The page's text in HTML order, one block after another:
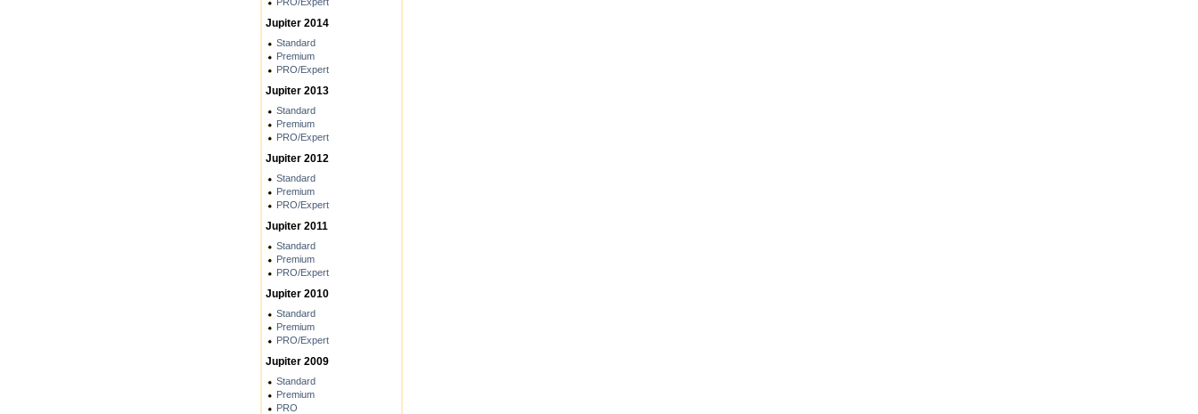
Jupiter 2014
Standard
Premium
PRO/Expert
Jupiter 2013
Standard
Premium
PRO/Expert
Jupiter 2012
Standard
Premium
PRO/Expert
Jupiter 2011
Standard
Premium
PRO/Expert
Jupiter 2010
Standard
Premium
PRO/Expert
Jupiter 2009
Standard
Premium
PRO